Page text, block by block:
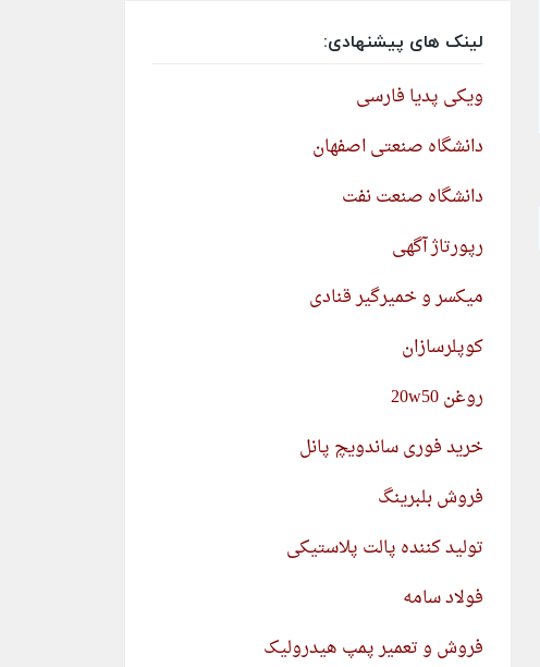
لینک های پیشنهادی:
ویکی پدیا فارسی
دانشگاه صنعتی اصفهان
دانشگاه صنعت نفت
رپورتاژ آگهی
میکسر و خمیرگیر قنادی
کوپلرسازان
روغن 20w50
خرید فوری ساندویچ پانل
فروش بلبرینگ
تولید کننده پالت پلاستیکی
فولاد سامه
فروش و تعمیر پمپ هیدرولیک